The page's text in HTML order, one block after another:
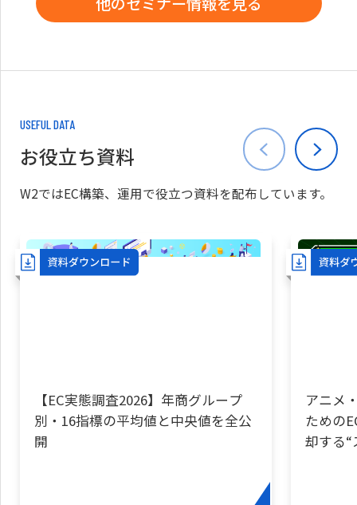
USEFUL DATA
お役立ち資料
W2ではEC構築、運用で役立つ資料を配布しています。
【EC実態調査2026】年商グループ
別・16指標の平均値と中央値を全公
開
アニメ
ための
却する